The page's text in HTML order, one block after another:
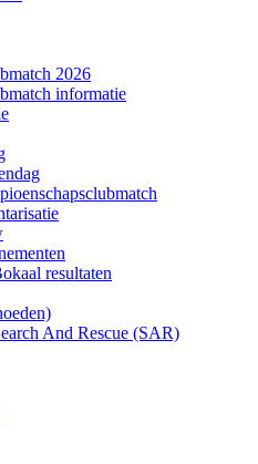
2026
informatie
resultaten
And Rescue (SAR)